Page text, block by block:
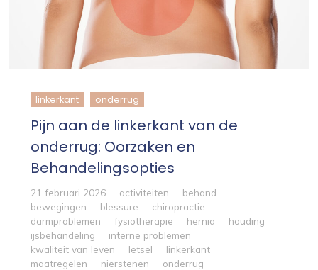
linkerkant onderrug
Pijn aan de linkerkant van de
onderrug: Oorzaken en
Behandelingsopties
21 februari 2026 activiteiten
behand
bewegingen
blessure
chiropractie
darmproblemen
fysiotherapie hernia
houding
ijsbehandeling
interne problemen
kwaliteit van leven
letsel
linkerkant
maatregelen
nierstenen
onderrug